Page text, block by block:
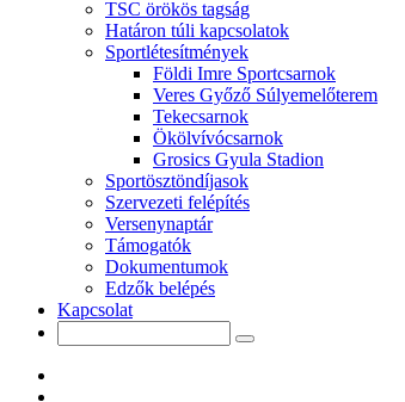
TSC örökös tagság
Határon túli kapcsolatok
Sportlétesítmények
Földi Imre Sportcsarnok
Veres Győző Súlyemelőterem
Tekecsarnok
Ökölvívócsarnok
Grosics Gyula Stadion
Sportösztöndíjasok
Szervezeti felépítés
Versenynaptár
Támogatók
Dokumentumok
Edzők belépés
Kapcsolat